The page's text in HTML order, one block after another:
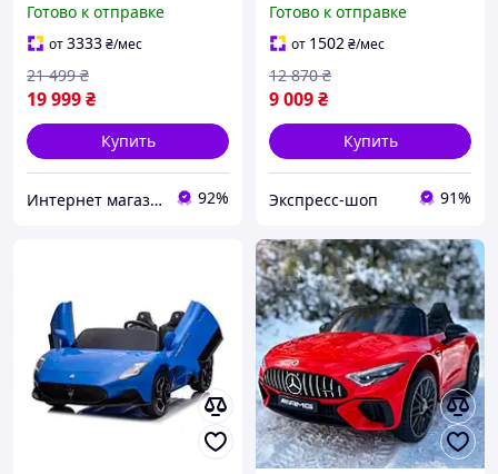
аккумуляторе JJ2168
Белый
Готово к отправке
от3333₴/мес
19 999₴
21 499 ₴
Купить
Интернет магазин детских товаров и товаров для дома "Твой Киндер" 92%
Электромобиль для двоих
детей / Детская машина
электрическая
Готово к отправке
от 1502₴/мес
9 009₴
12 870 ₴
Купить
Экспресс-шоп 91%